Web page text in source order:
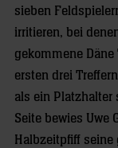
sieben
irritieren, bei
gekommene
ersten drei
als ein Platzhalter
Seite bewies Uwe
Halbzeitpfiff seine